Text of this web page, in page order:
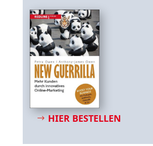
HIER BESTELLEN